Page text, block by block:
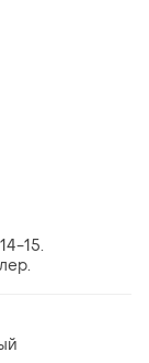
15.